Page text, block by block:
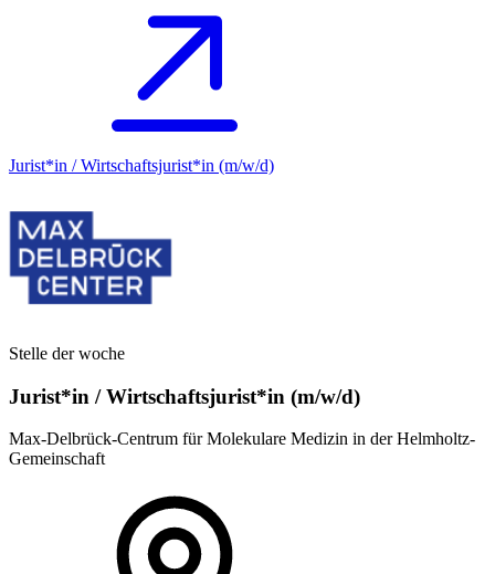
Jurist*in / Wirtschafts­jurist*in (m/w/d)
Stelle der woche
Jurist*in / Wirtschafts­jurist*in (m/w/d)
Max-Delbrück-Centrum für Molekulare Medizin in der Helmholtz-
Gemeinschaft